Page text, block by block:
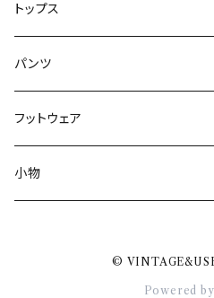
トップス
パンツ
フットウェア
小物
©
Powered